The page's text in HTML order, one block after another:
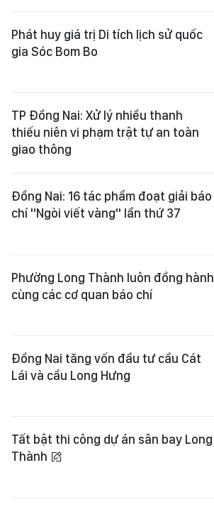
Phát huy giá trị Di tích lịch sử quốc
gia Sóc Bom Bo
TP Đồng Nai: Xử lý nhiều thanh
thiếu niên vi phạm trật tự an toàn
giao thông
Đồng Nai: 16 tác phẩm đoạt giải báo
chí "Ngòi viết vàng" lần thứ 37
Phường Long Thành luôn đồng hành
cùng các cơ quan báo chí
Đồng Nai tăng vốn đầu tư cầu Cát
Lái và cầu Long Hưng
Tất bật thi công dự án sân bay Long
Thành